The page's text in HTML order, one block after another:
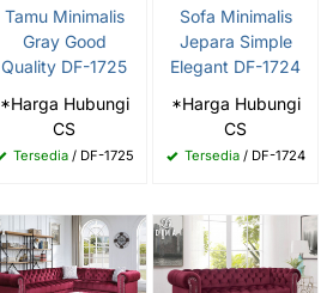
Tamu Minimalis
Gray Good
Quality DF-1725
*Harga Hubungi
CS
Tersedia/ DF-1725
Sofa Minimalis
Jepara Simple
Elegant DF-1724
*Harga Hubungi
CS
Tersedia/ DF-1724